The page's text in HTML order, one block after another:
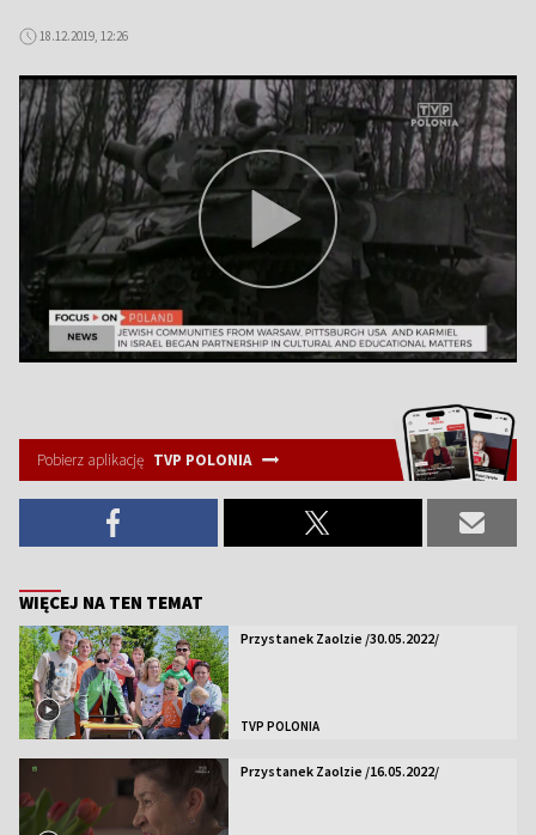
18.12.2019, 12:26
Pobierz aplikację TVP POLONIA
WIĘCEJ NA TEN TEMAT
Przystanek Zaolzie /30.05.2022/
TVP POLONIA
Przystanek Zaolzie /16.05.2022/